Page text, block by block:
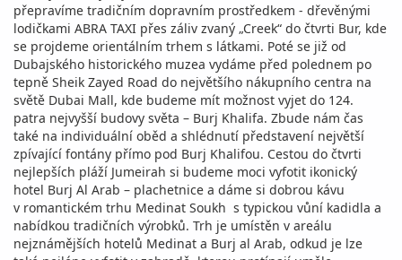
přepravíme tradičním dopravním prostředkem - dřevěnými
lodičkami ABRA TAXI přes záliv zvaný „Creek“ do čtvrti Bur, kde
se projdeme orientálním trhem s látkami. Poté se již od
Dubajského historického muzea vydáme před polednem po
tepně Sheik Zayed Road do největšího nákupního centra na
světě Dubai Mall, kde budeme mít možnost vyjet do 124.
patra nejvyšší budovy světa – Burj Khalifa. Zbude nám čas
také na individuální oběd a shlédnutí představení největší
zpívající fontány přímo pod Burj Khalifou. Cestou do čtvrti
nejlepších pláží Jumeirah si budeme moci vyfotit ikonický
hotel Burj Al Arab – plachetnice a dáme si dobrou kávu
v romantickém trhu Medinat Soukh s typickou vůní kadidla a
nabídkou tradičních výrobků. Trh je umístěn v areálu
nejznámějších hotelů Medinat a Burj al Arab, odkud je lze